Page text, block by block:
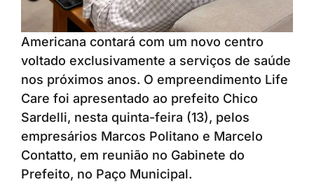
Americana contará com um novo centro
voltado exclusivamente a serviços de saúde
nos próximos anos. O empreendimento Life
Care foi apresentado ao prefeito Chico
Sardelli, nesta quinta-feira (13), pelos
empresários Marcos Politano e Marcelo
Contatto, em reunião no Gabinete do
Prefeito, no Paço Municipal.